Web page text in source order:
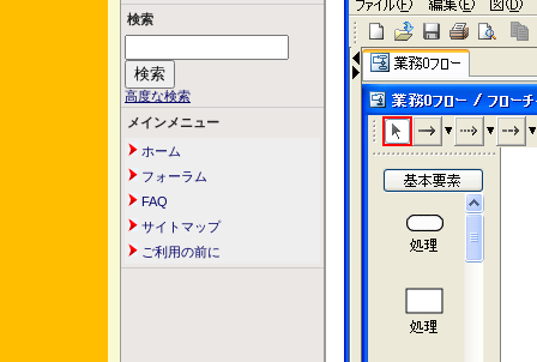
検索
高度な検索
メインメニュー
ホーム
フォーラム
FAQ
サイトマップ
ご利用の前に